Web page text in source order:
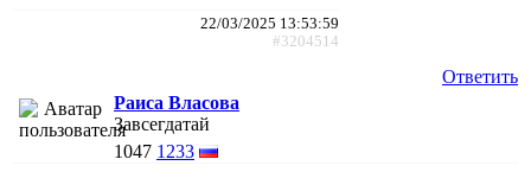
22/03/2025 13:53:59
#3204514
Ответить
Раиса Власова
Завсегдатай
1047 1233